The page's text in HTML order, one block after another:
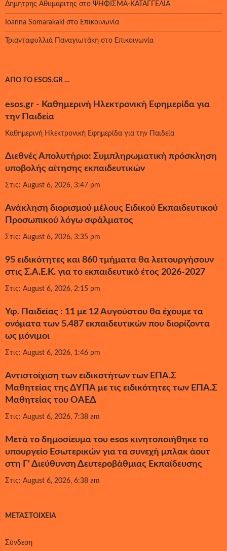
Δημητρης Αθυμαριτης στο ΨΗΦΙΣΜΑ-ΚΑΤΑΓΓΕΛΙΑ
Ioanna Somarakaki στο Επικοινωνία
Τριανταφυλλιά Παναγιωτάκη στο Επικοινωνία
ΑΠΌ ΤΟ ESOS.GR …
esos.gr - Καθημερινή Ηλεκτρονική Εφημερίδα για
την Παιδεία
Καθημερινή Ηλεκτρονική Εφημερίδα για την Παιδεία
Διεθνές Απολυτήριο: Συμπληρωματική πρόσκληση
υποβολής αίτησης εκπαιδευτικών
Στις: August 6, 2026, 3:47 pm
Ανάκληση διορισμού μέλους Ειδικού Εκπαιδευτικού
Προσωπικού λόγω σφάλματος
Στις: August 6, 2026, 3:35 pm
95 ειδικότητες και 860 τμήματα θα λειτουργήσουν
στις Σ.Α.Ε.Κ. για το εκπαιδευτικό έτος 2026-2027
Στις: August 6, 2026, 2:15 pm
Υφ. Παιδείας : 11 με 12 Αυγούστου θα έχουμε τα
ονόματα των 5.487 εκπαιδευτικών που διορίζοντα
ως μόνιμοι
Στις: August 6, 2026, 1:46 pm
Αντιστοίχιση των ειδικοτήτων των ΕΠΑ.Σ
Μαθητείας της ΔΥΠΑ με τις ειδικότητες των ΕΠΑ.Σ
Μαθητείας του ΟΑΕΔ
Στις: August 6, 2026, 7:38 am
Μετά το δημοσίευμα του esos κινητοποιήθηκε το
υπουργείο Εσωτερικών για τα συνεχή μπλακ άουτ
στη Γ' Διεύθυνση Δευτεροβάθμιας Εκπαίδευσης
Στις: August 6, 2026, 6:38 am
ΜΕΤΑΣΤΟΙΧΕΊΑ
Σύνδεση